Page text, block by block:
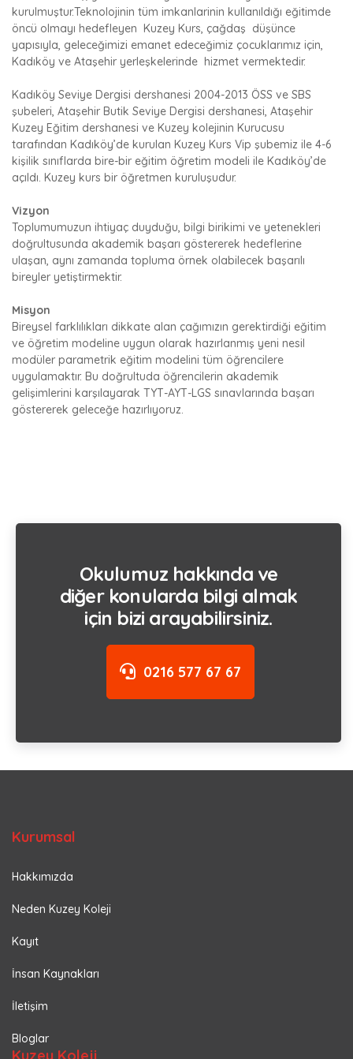
kurulmuştur.Teknolojinin tüm imkanlarinin kullanıldığı eğitimde
öncü olmayı hedefleyen Kuzey Kurs, çağdaş düşünce
yapısıyla, geleceğimizi emanet edeceğimiz çocuklarımız için,
Kadıköy ve Ataşehir yerleşkelerinde hizmet vermektedir.
Kadıköy Seviye Dergisi dershanesi 2004-2013 ÖSS ve SBS
şubeleri, Ataşehir Butik Seviye Dergisi dershanesi, Ataşehir
Kuzey Eğitim dershanesi ve Kuzey kolejinin Kurucusu
tarafından Kadıköy’de kurulan Kuzey Kurs Vip şubemiz ile 4-6
kişilik sınıflarda bire-bir eğitim öğretim modeli ile Kadıköy’de
açıldı. Kuzey kurs bir öğretmen kuruluşudur.
Vizyon
Toplumumuzun ihtiyaç duyduğu, bilgi birikimi ve yetenekleri
doğrultusunda akademik başarı göstererek hedeflerine
ulaşan, aynı zamanda topluma örnek olabilecek başarılı
bireyler yetiştirmektir.
Misyon
Bireysel farklılıkları dikkate alan çağımızın gerektirdiği eğitim
ve öğretim modeline uygun olarak hazırlanmış yeni nesil
modüler parametrik eğitim modelini tüm öğrencilere
uygulamaktır. Bu doğrultuda öğrencilerin akademik
gelişimlerini karşılayarak TYT-AYT-LGS sınavlarında başarı
göstererek geleceğe hazırlıyoruz.
Okulumuz hakkında ve
diğer konularda bilgi almak
için bizi arayabilirsiniz.
0216 577 67 67
Kurumsal
Hakkımızda
Neden Kuzey Koleji
Kayıt
İnsan Kaynakları
İletişim
Bloglar